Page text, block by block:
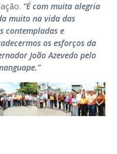
“É com muita alegria
muito na vida das
contempladas e
os esforços da
João Azevedo pelo
.”